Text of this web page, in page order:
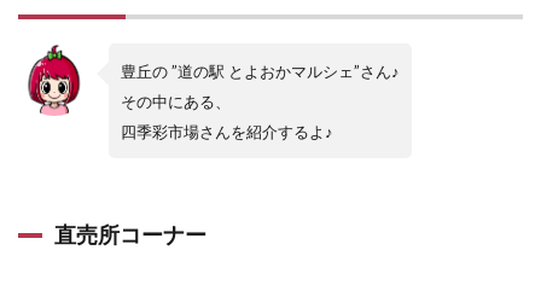
豊丘の ”道の駅 とよおかマルシェ”さん♪
その中にある、
四季彩市場さんを紹介するよ♪
直売所コーナー